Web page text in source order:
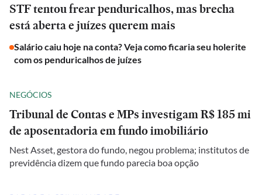
STF tentou frear penduricalhos, mas brecha
está aberta e juízes querem mais
Salário caiu hoje na conta? Veja como ficaria seu holerite
com os penduricalhos de juízes
NEGÓCIOS
Tribunal de Contas e MPs investigam R$ 185 mi
de aposentadoria em fundo imobiliário
Nest Asset, gestora do fundo, negou problema; institutos de
previdência dizem que fundo parecia boa opção